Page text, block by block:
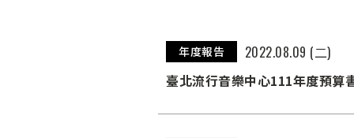
年度報告
2022.08.09 (二)
臺北流行音樂中心111年度預算